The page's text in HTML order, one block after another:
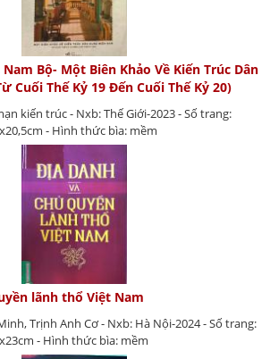
Bộ- Một Biên Khảo Về Kiến Trúc Dân
Cuối Thế Kỷ 19 Đến Cuối Thế Kỷ 20)
kiến trúc - Nxb: Thế Giới-2023 - Số trang:
- Hình thức bìa: mềm
lãnh thổ Việt Nam
Trịnh Anh Cơ - Nxb: Hà Nội-2024 - Số trang:
- Hình thức bìa: mềm